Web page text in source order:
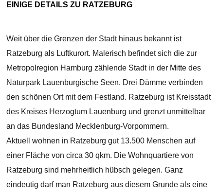
EINIGE DETAILS ZU RATZEBURG
Weit über die Grenzen der Stadt hinaus bekannt ist
Ratzeburg als Luftkurort. Malerisch befindet sich die zur
Metropolregion Hamburg zählende Stadt in der Mitte des
Naturpark Lauenburgische Seen. Drei Dämme verbinden
den schönen Ort mit dem Festland. Ratzeburg ist Kreisstadt
des Kreises Herzogtum Lauenburg und grenzt unmittelbar
an das Bundesland Mecklenburg-Vorpommern.
Aktuell wohnen in Ratzeburg gut 13.500 Menschen auf
einer Fläche von circa 30 qkm. Die Wohnquartiere von
Ratzeburg sind mehrheitlich hübsch gelegen. Ganz
eindeutig darf man Ratzeburg aus diesem Grunde als eine